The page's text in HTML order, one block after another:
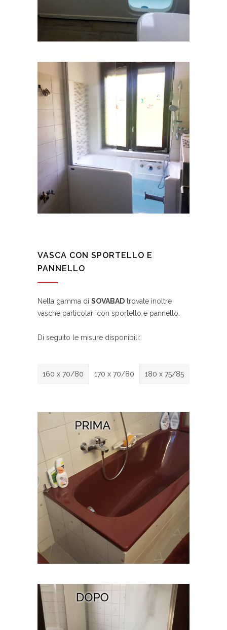
VASCA CON SPORTELLO E
PANNELLO
Nella gamma di SOVABAD trovate inoltre
vasche particolari con sportello e pannello.
Di seguito le misure disponibili:
160 x 70/80 170 x 70/80 180 x 75/85